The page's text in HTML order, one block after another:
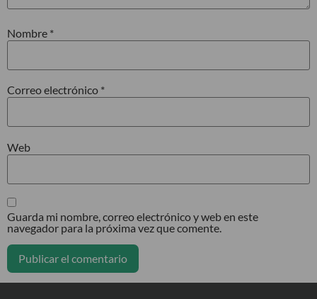
Nombre *
Correo electrónico *
Web
Guarda mi nombre, correo electrónico y web en este
navegador para la próxima vez que comente.